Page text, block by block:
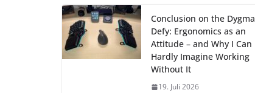
Conclusion on the Dygma
Defy: Ergonomics as an
Attitude – and Why I Can
Hardly Imagine Working
Without It
19. Juli 2026